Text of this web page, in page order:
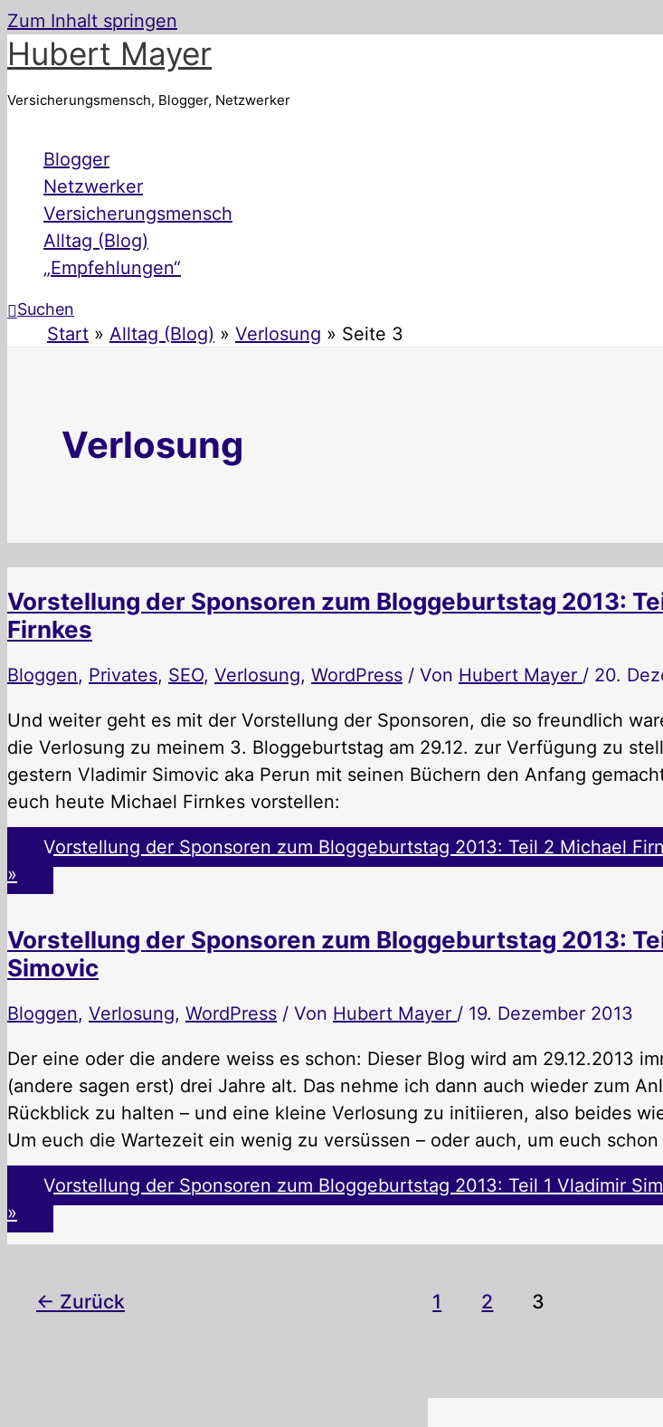
Zum Inhalt springen
Hubert Mayer
Versicherungsmensch, Blogger, Netzwerker
Blogger
Netzwerker
Versicherungsmensch
Alltag (Blog)
„Empfehlungen“
Suchen
Start Alltag (Blog) Verlosung Seite 3
Verlosung
Vorstellung der Sponsoren zum Bloggeburtstag 2013:
Firnkes
Bloggen, Privates, SEO, Verlosung, WordPress / Von Hubert Mayer / 20.
Und weiter geht es mit der Vorstellung der Sponsoren, die so freundlich
die Verlosung zu meinem 3. Bloggeburtstag am 29.12. zur Verfügung zu
gestern Vladimir Simovic aka Perun mit seinen Büchern den Anfang
euch heute Michael Firnkes vorstellen:
Vorstellung der Sponsoren zum Bloggeburtstag 2013: Teil 2 Michael
»
Vorstellung der Sponsoren zum Bloggeburtstag 2013:
Simovic
Bloggen, Verlosung, WordPress / Von Hubert Mayer / 19. Dezember 2013
Der eine oder die andere weiss es schon: Dieser Blog wird am 29.12.2013
(andere sagen erst) drei Jahre alt. Das nehme ich dann auch wieder zum
Rückblick zu halten – und eine kleine Verlosung zu initiieren, also beides
Um euch die Wartezeit ein wenig zu versüssen – oder auch, um euch schon
Vorstellung der Sponsoren zum Bloggeburtstag 2013: Teil 1 Vladimir
»
← Zurück 1 2 3